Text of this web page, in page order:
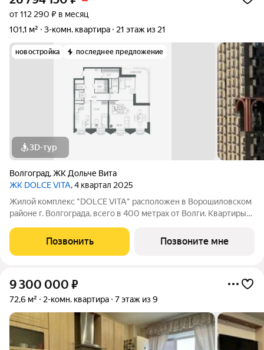
от 112 290 ₽ в месяц
101,1 м²
3-комн. квартира 21 этаж из 21
новостройка последнее предложение
3D-тур
Волгоград,ЖК Дольче Вита
ЖК DOLCE VITA, 4 квартал 2025
Жилой комплекс "DOLCE VITA" расположен в Ворошиловском
районе г. Волгограда, всего в 400 метрах от Волги. Квартиры
закрытый двор без машин, собственный фонтан, детская и
баскетбольная площадки,
Позвонить Позвоните мне
9 300 000 ₽
72,6 м² 2-комн. квартира 7 этаж из 9